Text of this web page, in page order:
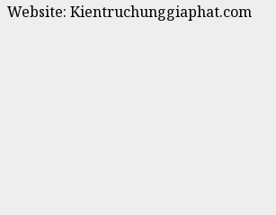
Website: Kientruchunggiaphat.com